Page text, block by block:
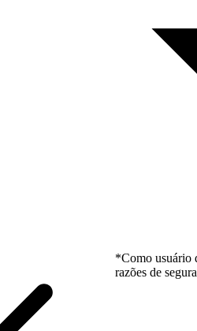
*Como usuário
razões de